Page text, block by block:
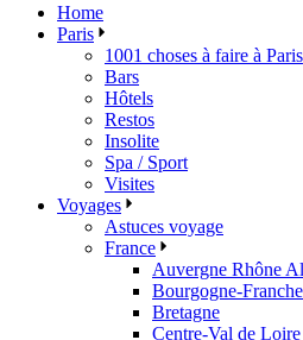
Home
Paris
1001 choses à faire à Paris
Bars
Hôtels
Restos
Insolite
Spa / Sport
Visites
Voyages
Astuces voyage
France
Auvergne Rhône
Bourgogne-
Bretagne
Centre-Val de Loire